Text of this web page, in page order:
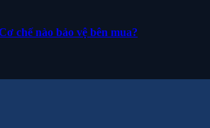
chế nào bảo vệ bên mua?